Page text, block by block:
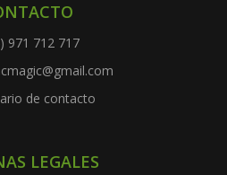
971 712 717
de contacto
LEGALES